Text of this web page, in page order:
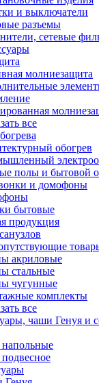
и выключатели
разъемы
сетевые
молниезащита
все
обогрев
полы и бытовой
и домофоны
бытовые
продукция
акриловые
стальные
чугунные
комплекты
все
чаши Генуя и
напольные